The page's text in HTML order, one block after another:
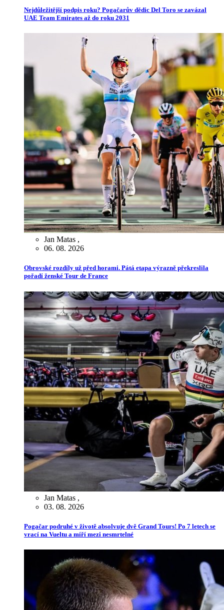
Nejdůležitější podpis roku? Pogačarův dědic Del Toro se zavázal
UAE Team Emirates až do roku 2031
Jan Matas ,
06. 08. 2026
Obrovské rozdíly už před horami. Pátá etapa výrazně překreslila
pořadí ženské Tour de France
Jan Matas ,
03. 08. 2026
Pogačar podruhé v životě absolvuje dvě Grand Tours! Po 7 letech se
vrací na Vueltu a míří mezi nesmrtelné